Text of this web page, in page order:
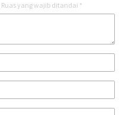
Ruas yang wajib ditandai *